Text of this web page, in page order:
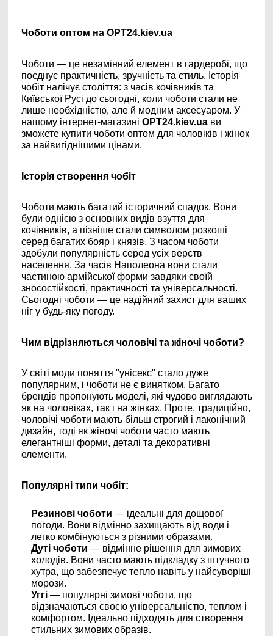
Чоботи оптом на OPT24.kiev.ua
Чоботи — це незамінний елемент в гардеробі, що
поєднує практичність, зручність та стиль. Історія
чобіт налічує століття: з часів кочівників та
Київської Русі до сьогодні, коли чоботи стали не
лише необхідністю, але й модним аксесуаром. У
нашому інтернет-магазині OPT24.kiev.uaви
зможете купити чоботи оптом для чоловіків і жінок
за найвигіднішими цінами.
Історія створення чобіт
Чоботи мають багатий історичний спадок. Вони
були однією з основних видів взуття для
кочівників, а пізніше стали символом розкоші
серед багатих бояр і князів. З часом чоботи
здобули популярність серед усіх верств
населення. За часів Наполеона вони стали
частиною армійської форми завдяки своїй
зносостійкості, практичності та універсальності.
Сьогодні чоботи — це надійний захист для ваших
ніг у будь-яку погоду.
Чим відрізняються чоловічі та жіночі чоботи?
У світі моди поняття "унісекс" стало дуже
популярним, і чоботи не є винятком. Багато
брендів пропонують моделі, які чудово виглядають
як на чоловіках, так і на жінках. Проте, традиційно,
чоловічі чоботи мають більш строгий і лаконічний
дизайн, тоді як жіночі чоботи часто мають
елегантніші форми, деталі та декоративні
елементи.
Популярні типи чобіт:
Резинові чоботи — ідеальні для дощової
погоди. Вони відмінно захищають від води і
легко комбінуються з різними образами.
Дуті чоботи — відмінне рішення для зимових
холодів. Вони часто мають підкладку з штучного
хутра, що забезпечує тепло навіть у найсуворіші
морози.
Уггі— популярні зимові чоботи, що
відзначаються своєю універсальністю, теплом і
комфортом. Ідеально підходять для створення
стильних зимових образів.